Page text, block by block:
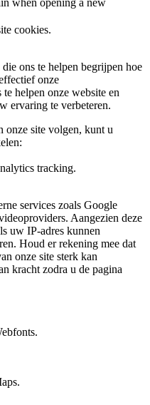
cookies.
ons te helpen begrijpen hoe
onze
helpen onze website en
ervaring te verbeteren.
onze site volgen, kunt u
tracking.
services zoals Google
Aangezien deze
uw IP-adres kunnen
Houd er rekening mee dat
onze site sterk kan
kracht zodra u de pagina